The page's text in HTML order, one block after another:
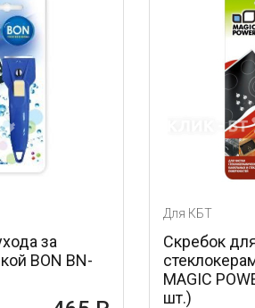
стеклокерамики
MAGIC POWER MP-603 (1
шт.)